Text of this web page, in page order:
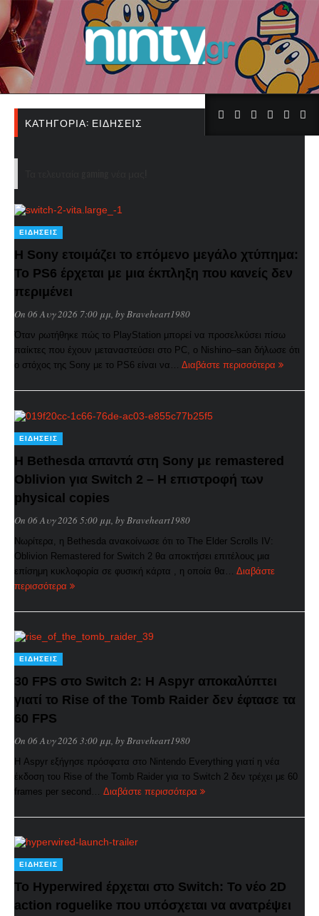
ΚΑΤΗΓΟΡΊΑ: ΕΙΔΉΣΕΙΣ
ΕΙΔΉΣΕΙΣ
Η Sony ετοιμάζει το επόμενο μεγάλο χτύπημα:
Το PS6 έρχεται με μια έκπληξη που κανείς δεν
περιμένει
On 06 Αυγ 2026 7:00 μμ, byBraveheart1980
Όταν ρωτήθηκε πώς το PlayStation μπορεί να προσελκύσει πίσω
παίκτες που έχουν μεταναστεύσει στο PC, ο Nishino–san δήλωσε ότι
ο στόχος της Sony με το PS6 είναι να… Διαβάστε περισσότερα
ΕΙΔΉΣΕΙΣ
Η Bethesda απαντά στη Sony με remastered
Oblivion για Switch 2 – Η επιστροφή των
physical copies
On 06 Αυγ 2026 5:00 μμ, byBraveheart1980
Νωρίτερα, η Bethesda ανακοίνωσε ότι το The Elder Scrolls IV:
Oblivion Remastered for Switch 2 θα αποκτήσει επιτέλους μια
επίσημη κυκλοφορία σε φυσική κάρτα , η οποία θα… Διαβάστε
περισσότερα
ΕΙΔΉΣΕΙΣ
30 FPS στο Switch 2: Η Aspyr αποκαλύπτει
γιατί το Rise of the Tomb Raider δεν έφτασε τα
60 FPS
On 06 Αυγ 2026 3:00 μμ, byBraveheart1980
Η Aspyr εξήγησε πρόσφατα στο Nintendo Everything γιατί η νέα
έκδοση του Rise of the Tomb Raider για το Switch 2 δεν τρέχει με 60
frames per second… Διαβάστε περισσότερα
ΕΙΔΉΣΕΙΣ
Το Hyperwired έρχεται στο Switch: Το νέο 2D
action roguelike που υπόσχεται να ανατρέψει